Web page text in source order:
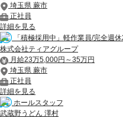
埼玉県 蕨市
正社員
詳細を見る
「積極採用中」軽作業員/完全週
株式会社ティアグループ
月給23万5,000円～35万円
埼玉県 蕨市
正社員
詳細を見る
ホールスタッフ
武蔵野うどん 澤村